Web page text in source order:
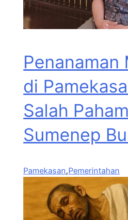
Penanaman
di
Salah
Sumenep
Pamekasan,Pemerintahan